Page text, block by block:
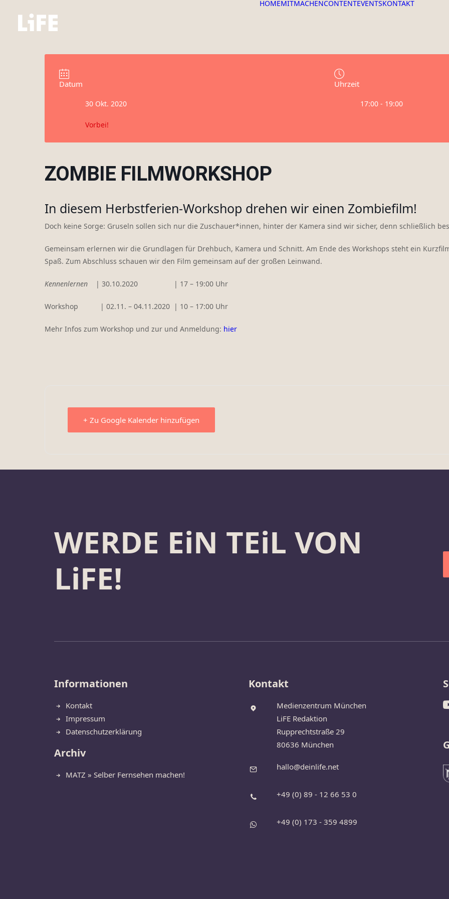
HOMEMITMACHENCONTENTEVENTSKONTAKT
Datum
30 Okt. 2020
Vorbei!
Uhrzeit
17:00 - 19:00
ZOMBIE FILMWORKSHOP
In diesem Herbstferien-Workshop drehen wir einen Zombiefilm!
Doch keine Sorge: Gruseln sollen sich nur die Zuschauer*innen, hinter der Kamera sind wir sicher, denn schließlich
Gemeinsam erlernen wir die Grundlagen für Drehbuch, Kamera und Schnitt. Am Ende des Workshops steht ein
Spaß. Zum Abschluss schauen wir den Film gemeinsam auf der großen Leinwand.
Kennenlernen | 30.10.2020 | 17 – 19:00 Uhr
Workshop | 02.11. – 04.11.2020 | 10 – 17:00 Uhr
Mehr Infos zum Workshop und zur und Anmeldung: hier
+ Zu Google Kalender hinzufügen
WERDE EiN TEiL VON
LiFE!
Informationen
Kontakt
Impressum
Datenschutzerklärung
Archiv
MATZ » Selber Fernsehen machen!
Kontakt
Medienzentrum München
LiFE Redaktion
Rupprechtstraße 29
80636 München
hallo@deinlife.net
+49 (0) 89 - 12 66 53 0
+49 (0) 173 - 359 4899